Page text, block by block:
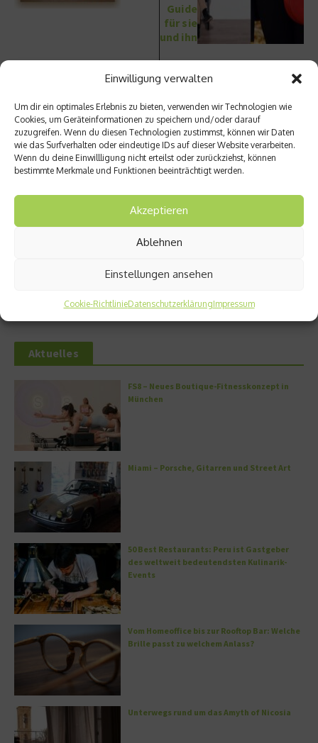
Einwilligung verwalten
Um dir ein optimales Erlebnis zu bieten, verwenden wir Technologien wie
Cookies, um Geräteinformationen zu speichern und/oder darauf
zuzugreifen. Wenn du diesen Technologien zustimmst, können wir Daten
wie das Surfverhalten oder eindeutige IDs auf dieser Website verarbeiten.
Wenn du deine Einwillligung nicht erteilst oder zurückziehst, können
bestimmte Merkmale und Funktionen beeinträchtigt werden.
Akzeptieren
Ablehnen
Einstellungen ansehen
Cookie-RichtlinieDatenschutzerklärungImpressum
Guide
für sie
und ihn
Ähnliche Beiträge
Fitnesskonzept in München
Bar: Welche Brille passt zu
25. Juni 2026
Aktuelles
FS8 – Neues Boutique-Fitnesskonzept in
München
Miami – Porsche, Gitarren und Street Art
50 Best Restaurants: Peru ist Gastgeber
des weltweit bedeutendsten Kulinarik-
Events
Vom Homeoffice bis zur Rooftop Bar: Welche
Brille passt zu welchem Anlass?
Unterwegs rund um das Amyth of Nicosia